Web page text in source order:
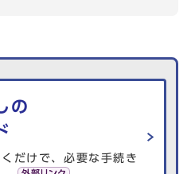
の
だけで、必要な手続き